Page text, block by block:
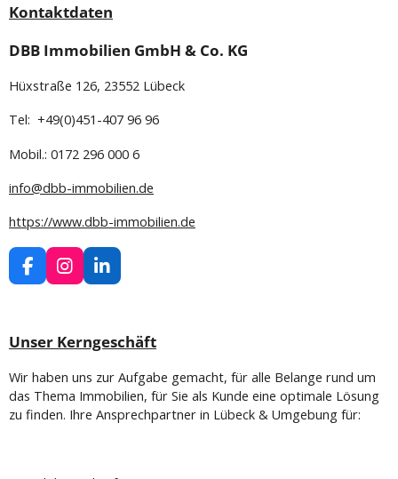
Kontaktdaten
DBB Immobilien GmbH & Co. KG
Hüxstraße 126, 23552 Lübeck
Tel: +49(0)451-407 96 96
Mobil.: 0172 296 000 6
info@dbb-immobilien.de
https://www.dbb-immobilien.de
F
a
b
o
k
I
n
a
r
a
m
L
i
e
I
n
Unser Kerngeschäft
Wir haben uns zur Aufgabe gemacht, für alle Belange rund um
das Thema Immobilien, für Sie als Kunde eine optimale Lösung
zu finden. Ihre Ansprechpartner in Lübeck & Umgebung für: